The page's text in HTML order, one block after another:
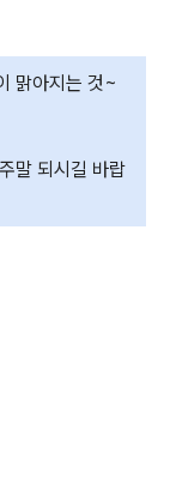
맑아지는 것~
말 되시길 바랍